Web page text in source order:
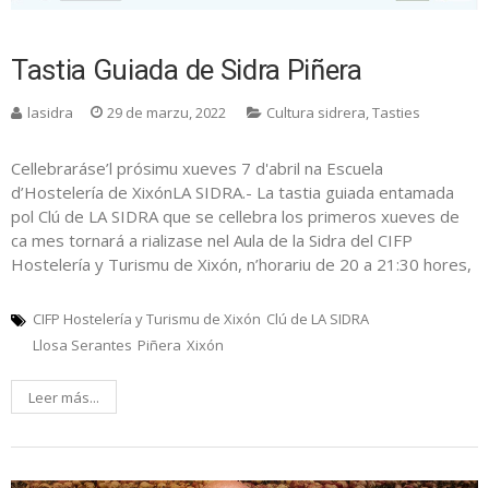
Tastia Guiada de Sidra Piñera
lasidra 29 de marzu, 2022 Cultura sidrera,Tasties
Cellebraráse’l prósimu xueves 7 d'abril na Escuela
d’Hostelería de XixónLA SIDRA.- La tastia guiada entamada
pol Clú de LA SIDRA que se cellebra los primeros xueves de
ca mes tornará a rializase nel Aula de la Sidra del CIFP
Hostelería y Turismu de Xixón, n’horariu de 20 a 21:30 hores,
CIFP Hostelería y Turismu de Xixón Clú de LA SIDRA
Llosa Serantes Piñera Xixón
Leer más...